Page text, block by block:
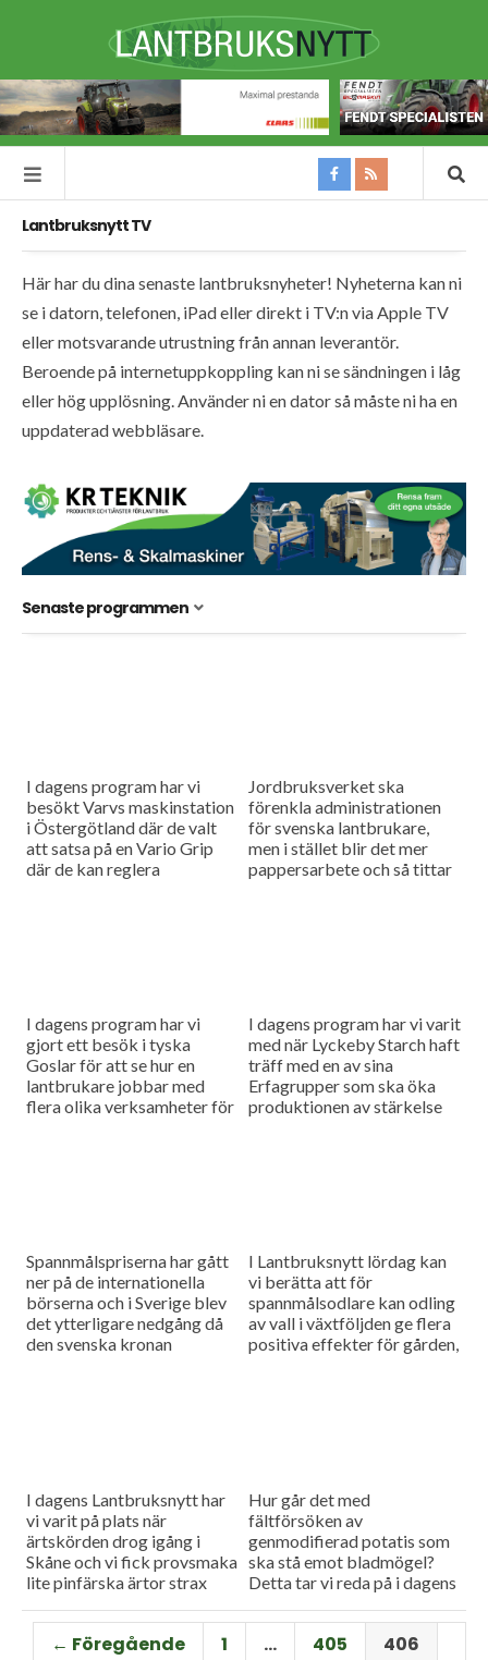
Lantbruksnytt TV
Här har du dina senaste lantbruksnyheter! Nyheterna kan ni
se i datorn, telefonen, iPad eller direkt i TV:n via Apple TV
eller motsvarande utrustning från annan leverantör.
Beroende på internetuppkoppling kan ni se sändningen i låg
eller hög upplösning. Använder ni en dator så måste ni ha en
uppdaterad webbläsare.
Senaste programmen
I dagens program har vi
besökt Varvs maskinstation
i Östergötland där de valt
att satsa på en Vario Grip
där de kan reglera
Jordbruksverket ska
förenkla administrationen
för svenska lantbrukare,
men i stället blir det mer
pappersarbete och så tittar
I dagens program har vi
gjort ett besök i tyska
Goslar för att se hur en
lantbrukare jobbar med
flera olika verksamheter för
I dagens program har vi varit
med när Lyckeby Starch haft
träff med en av sina
Erfagrupper som ska öka
produktionen av stärkelse
Spannmålspriserna har gått
ner på de internationella
börserna och i Sverige blev
det ytterligare nedgång då
den svenska kronan
I Lantbruksnytt lördag kan
vi berätta att för
spannmålsodlare kan odling
av vall i växtföljden ge flera
positiva effekter för gården,
I dagens Lantbruksnytt har
vi varit på plats när
ärtskörden drog igång i
Skåne och vi fick provsmaka
lite pinfärska ärtor strax
även besökt en...
Hur går det med
fältförsöken av
genmodifierad potatis som
ska stå emot bladmögel?
Detta tar vi reda på i dagens
besökt en gård där man...
← Föregående 1 … 405
406